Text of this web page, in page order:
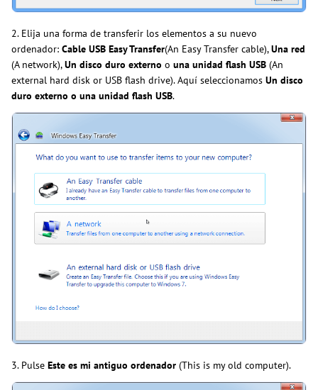
2. Elija una forma de transferir los elementos a su nuevo
ordenador: Cable USB Easy Transfer(An Easy Transfer cable),Una red
(A network),Un disco duro externo o una unidad flash USB (An
external hard disk or USB flash drive). Aquí seleccionamos Un disco
duro externo o una unidad flash USB.
3. Pulse Este es mi antiguo ordenador (This is my old computer).